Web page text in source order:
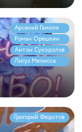
Арсений Гамоля
Роман Орешкин
Антон Суходолов
Лигуз Мелисса
Григорий Федотов